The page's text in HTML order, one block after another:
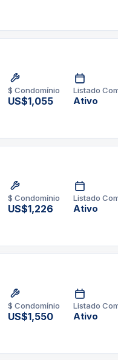
$ Condomínio
US$1,055
Listado
Ativo
$ Condomínio
US$1,226
Listado
Ativo
$ Condomínio
US$1,550
Listado
Ativo